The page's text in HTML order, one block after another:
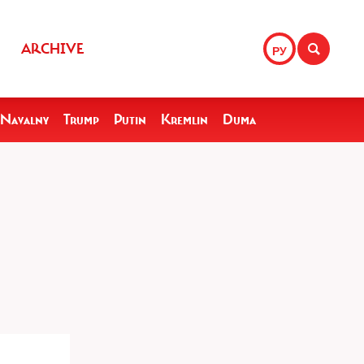
РУ
ARCHIVE
Navalny Trump Putin Kremlin Duma